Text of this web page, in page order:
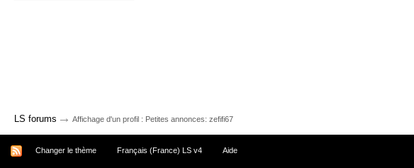
LS forums → Affichage d'un profil : Petites annonces: zefifi67
Changer le thème Français (France) LS v4 Aide